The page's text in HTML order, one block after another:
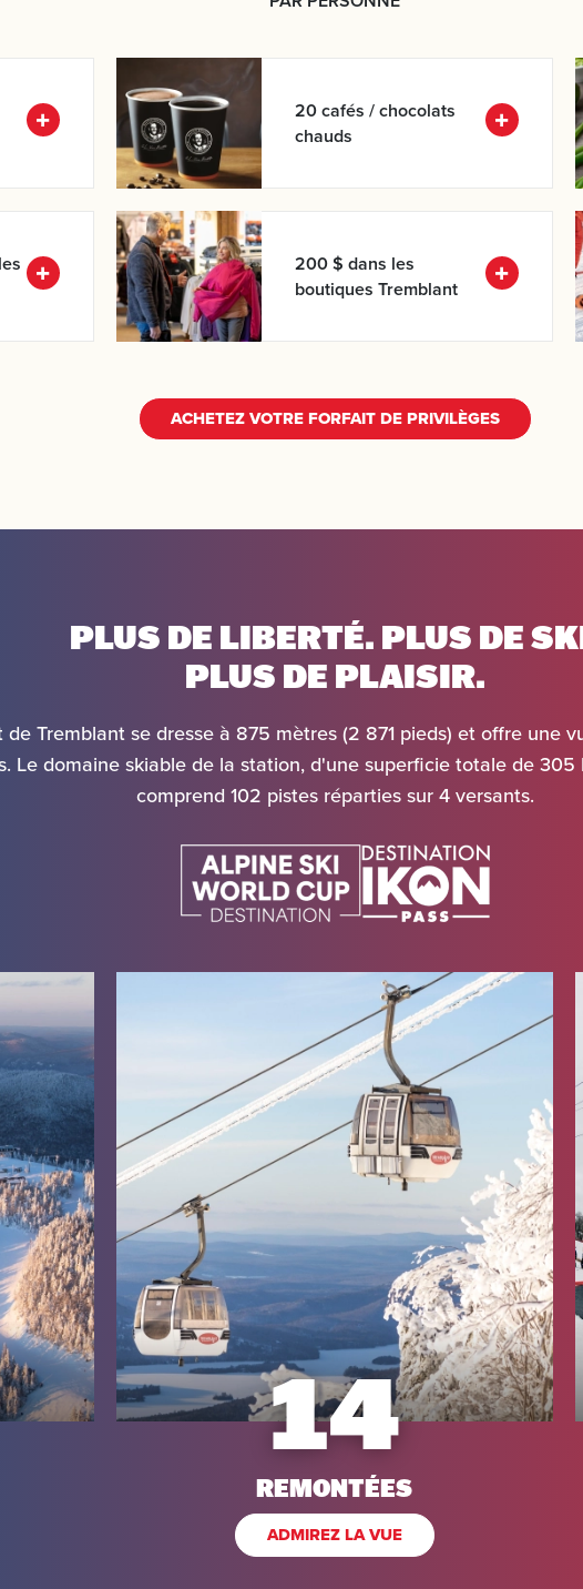
20 cafés / chocolats
chauds
200 $ dans les
boutiques Tremblant
ACHETEZ VOTRE FORFAIT DE PRIVILÈGES
PLUS DE LIBERTÉ. PLUS DE
PLUS DE PLAISIR.
de Tremblant se dresse à 875 mètres (2 871 pieds) et offre une
Le domaine skiable de la station, d'une superficie totale de 305
comprend 102 pistes réparties sur 4 versants.
14
REMONTÉES
ADMIREZ LA VUE
RECHERCHEZ